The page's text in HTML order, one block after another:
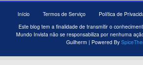
Início Termos de Serviço Política de
Este blog tem a finalidade de transmitir o
Mundo Invista não se responsabiliza por nenhuma
Guilherm | Powered By